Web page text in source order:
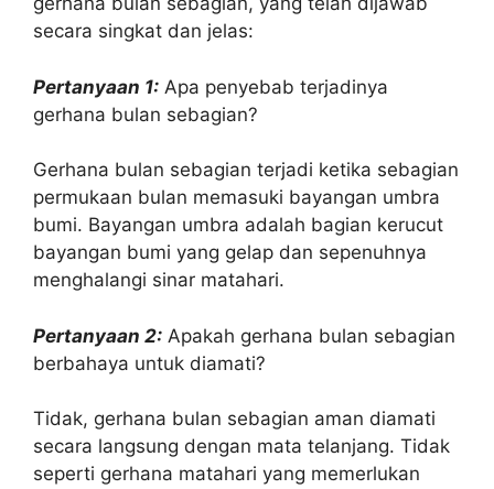
secara singkat dan jelas:
Pertanyaan 1: Apa penyebab terjadinya
gerhana bulan sebagian?
Gerhana bulan sebagian terjadi ketika sebagian
permukaan bulan memasuki bayangan umbra
bumi. Bayangan umbra adalah bagian kerucut
bayangan bumi yang gelap dan sepenuhnya
menghalangi sinar matahari.
Pertanyaan 2: Apakah gerhana bulan sebagian
berbahaya untuk diamati?
Tidak, gerhana bulan sebagian aman diamati
secara langsung dengan mata telanjang. Tidak
seperti gerhana matahari yang memerlukan